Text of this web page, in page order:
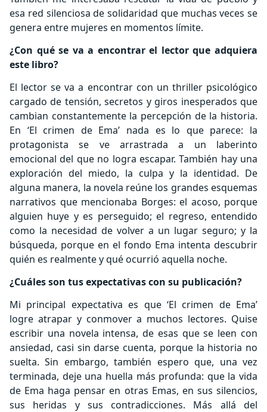
esa red silenciosa de solidaridad que muchas veces se
genera entre mujeres en momentos límite.
¿Con qué se va a encontrar el lector que adquiera
este libro?
El lector se va a encontrar con un thriller psicológico
cargado de tensión, secretos y giros inesperados que
cambian constantemente la percepción de la historia.
En ‘El crimen de Ema’ nada es lo que parece: la
protagonista se ve arrastrada a un laberinto
emocional del que no logra escapar. También hay una
exploración del miedo, la culpa y la identidad. De
alguna manera, la novela reúne los grandes esquemas
narrativos que mencionaba Borges: el acoso, porque
alguien huye y es perseguido; el regreso, entendido
como la necesidad de volver a un lugar seguro; y la
búsqueda, porque en el fondo Ema intenta descubrir
quién es realmente y qué ocurrió aquella noche.
¿Cuáles son tus expectativas con su publicación?
Mi principal expectativa es que ‘El crimen de Ema’
logre atrapar y conmover a muchos lectores. Quise
escribir una novela intensa, de esas que se leen con
ansiedad, casi sin darse cuenta, porque la historia no
suelta. Sin embargo, también espero que, una vez
terminada, deje una huella más profunda: que la vida
de Ema haga pensar en otras Emas, en sus silencios,
sus heridas y sus contradicciones. Más allá del